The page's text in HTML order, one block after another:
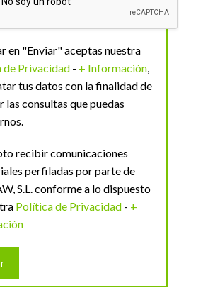
en "Enviar" aceptas nuestra
de Privacidad - + Información,
tus datos con la finalidad de
las consultas que puedas
recibir comunicaciones
perfiladas por parte de
S.L. conforme a lo dispuesto
Política de Privacidad - +